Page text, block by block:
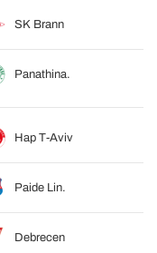
SK Brann
Panathina.
Hap T-Aviv
Paide Lin.
Debrecen